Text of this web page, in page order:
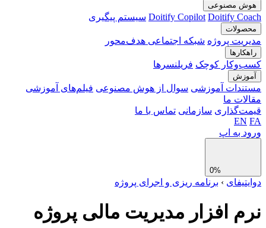
مصنوعی
Doitify Copilot Doitify سیستم پیگیری
پروژه شبکه اجتماعی هدف‌محور
کوچک فریلنسرها
آموزشی سوال از هوش مصنوعی فیلم‌های آموزشی
ما
سازمانی تماس با ما
EN
به اپ
› برنامه ریزی و اجرای پروژه
افزار مدیریت مالی پروژه